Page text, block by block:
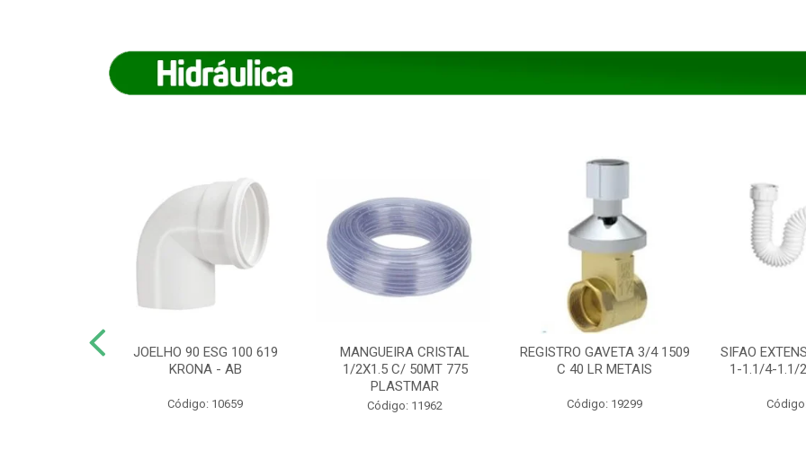
JOELHO 90 ESG 100 619
KRONA - AB
Código: 10659
MANGUEIRA CRISTAL
1/2X1.5 C/ 50MT 775
PLASTMAR
Código: 11962
REGISTRO GAVETA 3/4 1509
C 40 LR METAIS
Código: 19299
SIFAO
1-1.1/4-1.1/